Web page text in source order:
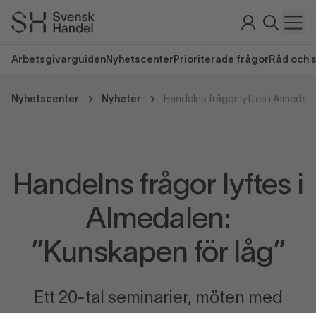
Arbetsgivarguiden Nyhetscenter Prioriterade frågor Råd och
Nyhetscenter Nyheter
Handelns frågor lyftes i
Almedalen:
”Kunskapen för låg”
Ett 20-tal seminarier, möten med